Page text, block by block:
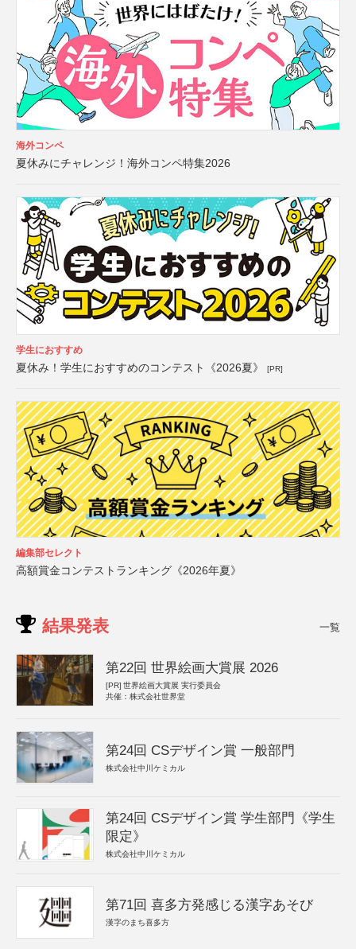
海外コンペ
夏休みにチャレンジ！海外コンペ特集2026
学生におすすめ
夏休み！学生におすすめのコンテスト《2026夏》 [PR]
編集部セレクト
高額賞金コンテストランキング《2026年夏》
結果発表 一覧
第22回 世界絵画大賞展 2026
[PR] 世界絵画大賞展 実行委員会
共催：株式会社世界堂
第24回 CSデザイン賞 一般部門
株式会社中川ケミカル
第24回 CSデザイン賞 学生部門《学生
限定》
株式会社中川ケミカル
第71回 喜多方発感じる漢字あそび
漢字のまち喜多方